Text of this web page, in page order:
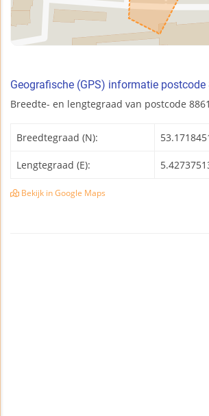
Geografische (GPS) informatie postcode
Breedte- en lengtegraad van postcode
Breedtegraad (N):
Lengtegraad (E):
Bekijk in Google Maps